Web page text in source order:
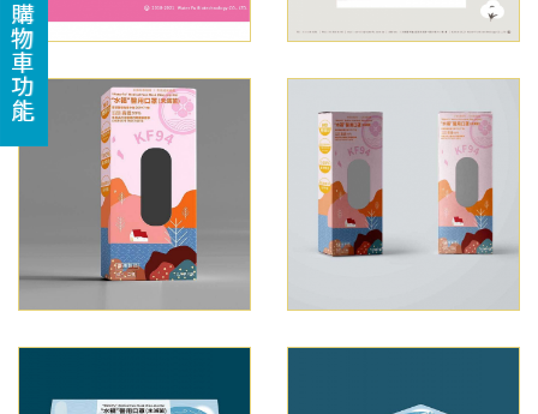
購物車功能